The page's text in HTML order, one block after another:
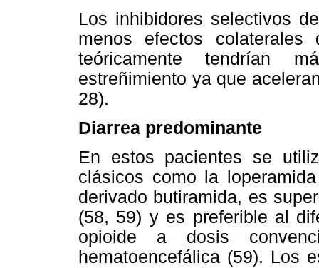
Los inhibidores selectivos
menos efectos
teóricamente tendrían
estreñimiento ya que
28).
Diarrea predominante
En estos pacientes se
clásicos como la
derivado butiramida, es
(58, 59) y es preferible al
opioide a dosis
hematoencefálica (59). Los